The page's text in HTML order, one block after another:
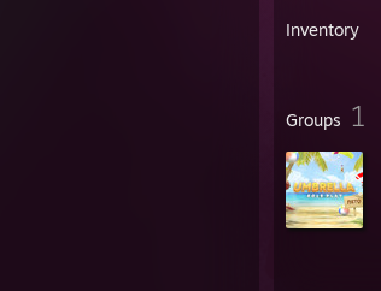
Inventory
Groups 1